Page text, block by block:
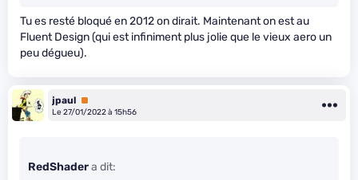
Tu es resté bloqué en 2012 on dirait. Maintenant on est au
Fluent Design (qui est infiniment plus jolie que le vieux aero un
peu dégueu).
jpaul Premium
Le 27/01/2022 à 15h56
RedShadera dit: